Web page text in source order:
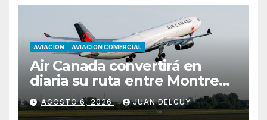
AVIACION AVIACION COMERCIAL
Air Canada convertirá en
diaria su ruta entre Montreal
y Ciudad de Guatemala
desde octubre
AGOSTO 6, 2026 JUAN DELGUY